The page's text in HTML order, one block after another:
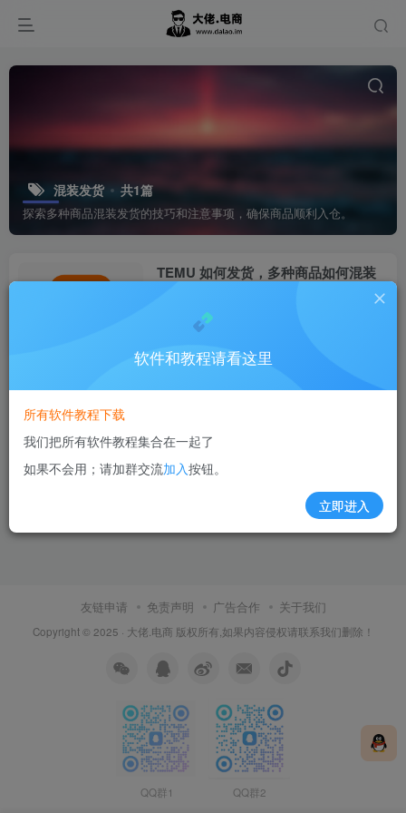
混装发货 共1篇
探索多种商品混装发货的技巧和注意事项，确保商品顺利入仓。
TEMU 如何发货，多种商品如何混装
友链申请 免责声明 广告合作 关于我们
Copyright © 2025 · 大佬.电商 版权所有,如果内容侵权请联系我们删除！
QQ群1 QQ群2
软件和教程请看这里
所有软件教程下载
我们把所有软件教程集合在一起了
如果不会用；请加群交流加入按钮。
立即进入